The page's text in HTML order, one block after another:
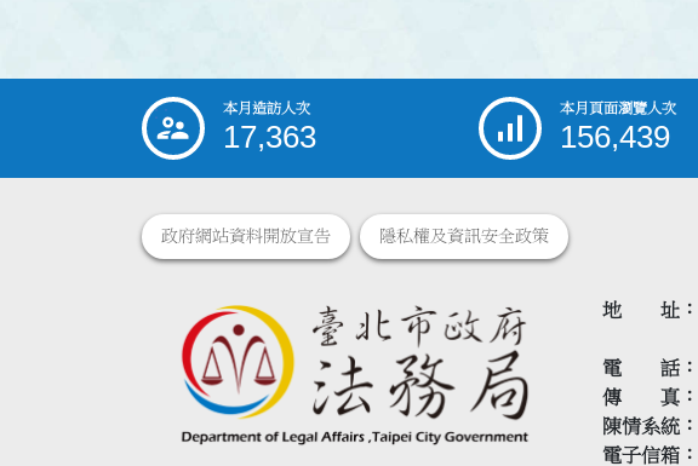
::: 本月造訪人次
17,363
本月頁面瀏覽人次
156,439
政府網站資料開放宣告 隱私權及資訊安全政策
地 址
電 話
傳 真
陳情系統
電子信箱